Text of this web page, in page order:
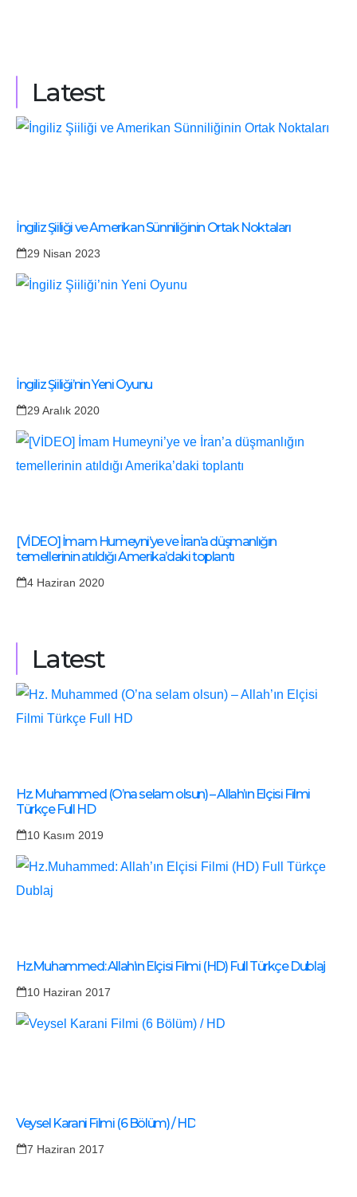
Latest
İngiliz Şiiliği ve Amerikan Sünniliğinin Ortak Noktaları
29 Nisan 2023
İngiliz Şiiliği’nin Yeni Oyunu
29 Aralık 2020
[VİDEO] İmam Humeyni’ye ve İran’a düşmanlığın
temellerinin atıldığı Amerika’daki toplantı
4 Haziran 2020
Latest
Hz. Muhammed (O’na selam olsun) – Allah’ın Elçisi Filmi
Türkçe Full HD
10 Kasım 2019
Hz.Muhammed: Allah’ın Elçisi Filmi (HD) Full Türkçe Dublaj
10 Haziran 2017
Veysel Karani Filmi (6 Bölüm) / HD
7 Haziran 2017